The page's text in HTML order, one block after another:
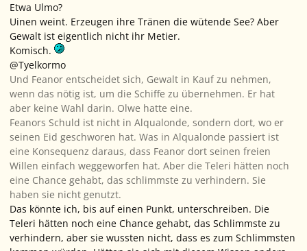
Etwa Ulmo?
Uinen weint. Erzeugen ihre Tränen die wütende See? Aber
Gewalt ist eigentlich nicht ihr Metier.
Komisch.
@Tyelkormo
Und Feanor entscheidet sich, Gewalt in Kauf zu nehmen,
wenn das nötig ist, um die Schiffe zu übernehmen. Er hat
aber keine Wahl darin. Olwe hatte eine.
Feanors Schuld ist nicht in Alqualonde, sondern dort, wo er
seinen Eid geschworen hat. Was in Alqualonde passiert ist
eine Konsequenz daraus, dass Feanor dort seinen freien
Willen einfach weggeworfen hat. Aber die Teleri hätten noch
eine Chance gehabt, das schlimmste zu verhindern. Sie
haben sie nicht genutzt.
Das könnte ich, bis auf einen Punkt, unterschreiben. Die
Teleri hätten noch eine Chance gehabt, das Schlimmste zu
verhindern, aber sie wussten nicht, dass es zum Schlimmsten